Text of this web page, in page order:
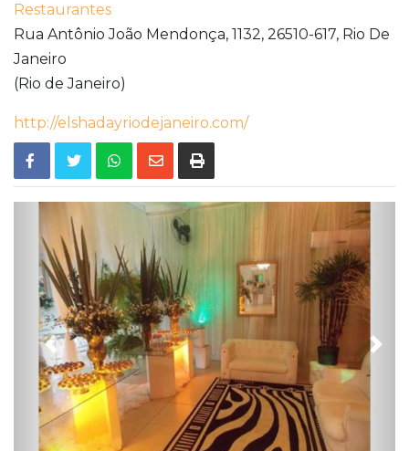
Restaurantes
Rua Antônio João Mendonça, 1132, 26510-617, Rio De
Janeiro
(Rio de Janeiro)
http://elshadayriodejaneiro.com/
Previous Next